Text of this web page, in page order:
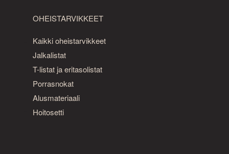
OHEISTARVIKKEET
Kaikki oheistarvikkeet
Jalkalistat
T-listat ja eritasolistat
Porrasnokat
Alusmateriaali
Hoitosetti